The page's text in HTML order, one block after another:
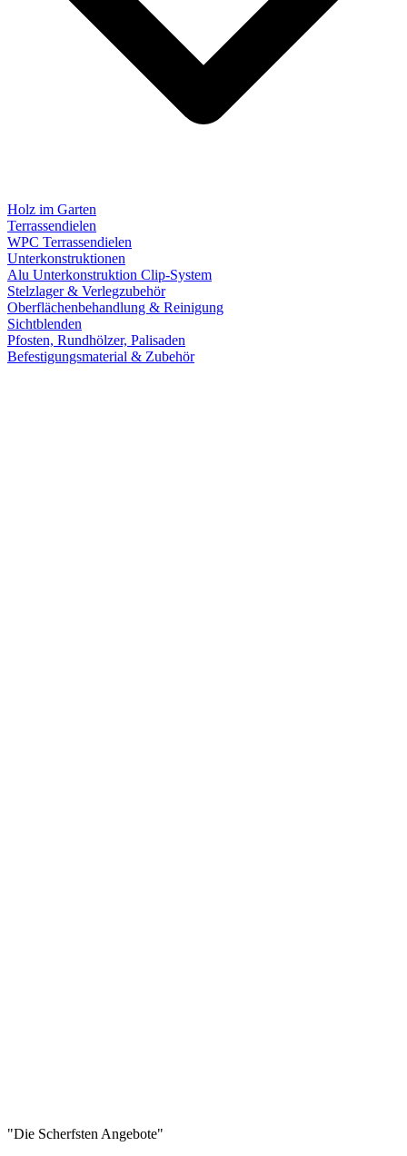
Holz im Garten
Terrassendielen
WPC Terrassendielen
Unterkonstruktionen
Alu Unterkonstruktion Clip-System
Stelzlager & Verlegzubehör
Oberflächenbehandlung & Reinigung
Sichtblenden
Pfosten, Rundhölzer, Palisaden
Befestigungsmaterial & Zubehör
"Die Scherfsten Angebote"